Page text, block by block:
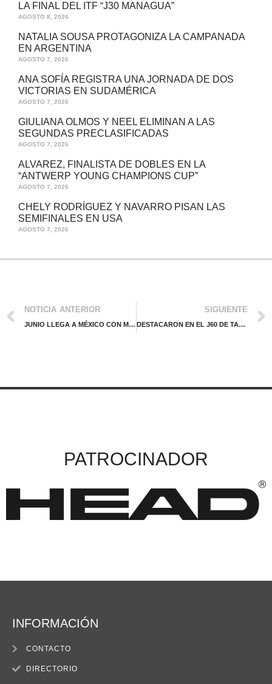
LA FINAL DEL ITF “J30 MANAGUA”
AGOSTO 8, 2026
NATALIA SOUSA PROTAGONIZA LA CAMPANADA
EN ARGENTINA
AGOSTO 7, 2026
ANA SOFÍA REGISTRA UNA JORNADA DE DOS
VICTORIAS EN SUDAMÉRICA
AGOSTO 7, 2026
GIULIANA OLMOS Y NEEL ELIMINAN A LAS
SEGUNDAS PRECLASIFICADAS
AGOSTO 7, 2026
ALVAREZ, FINALISTA DE DOBLES EN LA
“ANTWERP YOUNG CHAMPIONS CUP”
AGOSTO 7, 2026
CHELY RODRÍGUEZ Y NAVARRO PISAN LAS
SEMIFINALES EN USA
AGOSTO 7, 2026
NOTICIA ANTERIOR
JUNIO LLEGA A MÉXICO CON MÁS LUZ Y UNA AGENDA CARGADA DE TENIS
SIGUIENTE
DESTACARON EN EL J60 DE TABASCO Y LOGRARON SIGNIFICATIVOS AVANCES
PATROCINADOR
INFORMACIÓN
CONTACTO
DIRECTORIO